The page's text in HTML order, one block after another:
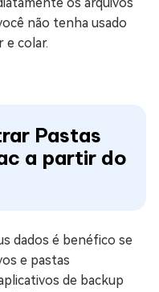
não tenha usado
e colar.
Pastas
a partir do
dados é benéfico se
e pastas
de backup